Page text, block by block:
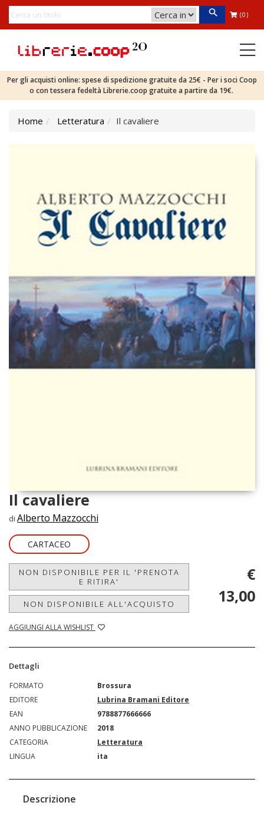
(0)
Per gli acquisti online: spese di spedizione gratuite da 25€ - Per i soci Coop
o con tessera fedeltà Librerie.coop gratuite a partire da 19€.
Home Letteratura Il cavaliere
Il cavaliere
di Alberto Mazzocchi
CARTACEO
NON DISPONIBILE PER IL 'PRENOTA
E RITIRA'
NON DISPONIBILE ALL'ACQUISTO
AGGIUNGI ALLA WISHLIST
€
13,00
Dettagli
FORMATO
Brossura
EDITORE
Lubrina Bramani Editore
EAN
9788877666666
ANNO PUBBLICAZIONE
2018
CATEGORIA
Letteratura
LINGUA
ita
Descrizione